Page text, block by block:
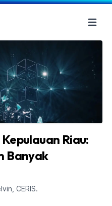
Riau:
Banyak
CERIS.